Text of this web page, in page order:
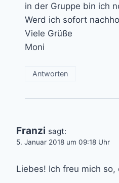
in der Gruppe bin ich
Werd ich sofort
Viele Grüße
Moni
Antworten
Franzi sagt:
5. Januar 2018 um 09:18 Uhr
Liebes! Ich freu mich